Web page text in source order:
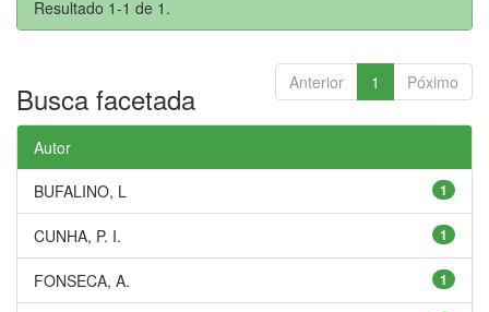
Resultado 1-1 de 1.
Anterior 1 Póximo
Busca facetada
Autor
1
BUFALINO, L
1
CUNHA, P. I.
1
FONSECA, A.